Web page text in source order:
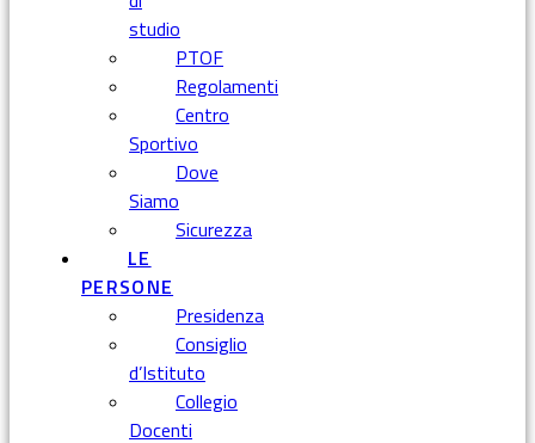
studio
PTOF
Regolamenti
Centro
Sportivo
Dove
Siamo
Sicurezza
LE
PERSONE
Presidenza
Consiglio
d’Istituto
Collegio
Docenti